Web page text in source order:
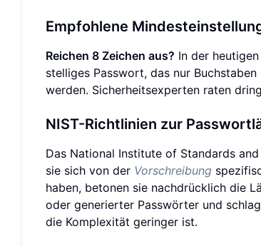
Empfohlene
Reichen 8 Zeichen aus? In der
stelliges Passwort, das nur
werden. Sicherheitsexperten raten
NIST-Richtlinien zur
Das National Institute of Standards
sie sich von der Vorschreibung
haben, betonen sie nachdrücklich die
oder generierter Passwörter und
die Komplexität geringer ist.